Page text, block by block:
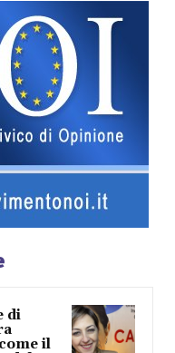
di
il